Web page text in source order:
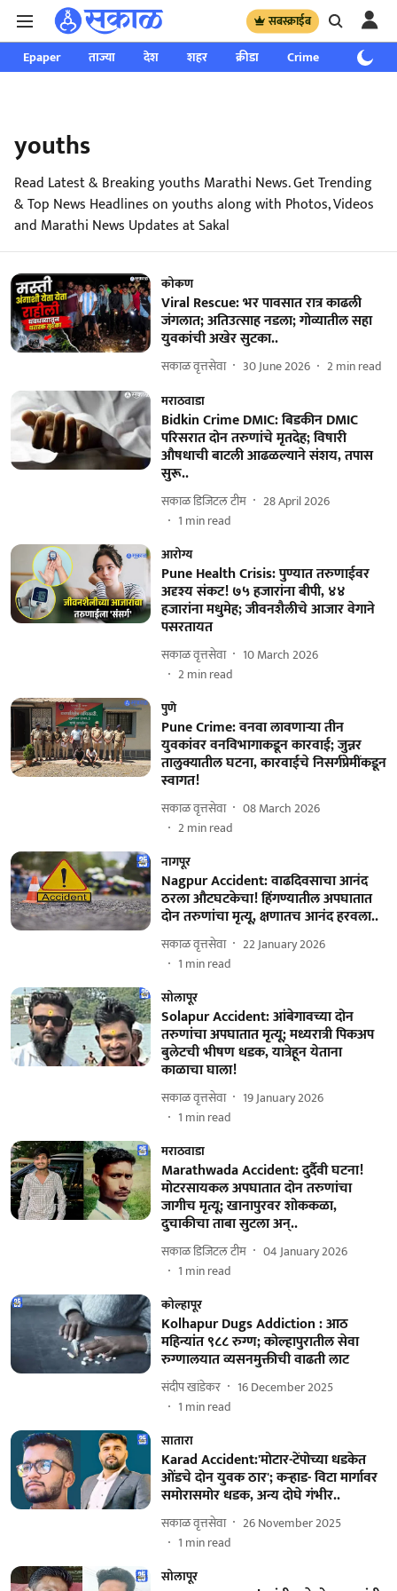
सबस्क्राईब
Epaper ताज्या देश शहर क्रीडा Crime साप्ताहिक
youths
Read Latest & Breaking youths Marathi News. Get Trending
& Top News Headlines on youths along with Photos, Videos
and Marathi News Updates at Sakal
कोकण
Viral Rescue: भर पावसात रात्र काढली
जंगलात; अतिउत्साह नडला; गोव्यातील सहा
युवकांची अखेर सुटका..
सकाळ वृत्तसेवा 30 June 2026 2min read
मराठवाडा
Bidkin Crime DMIC: बिडकीन DMIC
परिसरात दोन तरुणांचे मृतदेह; विषारी
औषधाची बाटली आढळल्याने संशय, तपास
सुरू..
सकाळ डिजिटल टीम
28 April 2026
1 min read
आरोग्य
Pune Health Crisis: पुण्यात तरुणाईवर
अदृश्य संकट! ७५ हजारांना बीपी, ४४
हजारांना मधुमेह; जीवनशैलीचे आजार वेगाने
पसरतायत
सकाळ वृत्तसेवा
10 March 2026
2min read
पुणे
Pune Crime: वनवा लावणाऱ्या तीन
युवकांवर वनविभागाकडून कारवाई; जुन्नर
तालुक्यातील घटना, कारवाईचे निसर्गप्रेमींकडून
स्वागत!
सकाळ वृत्तसेवा
08 March 2026
2min read
नागपूर
Nagpur Accident: वाढदिवसाचा आनंद
ठरला औटघटकेचा! हिंगण्यातील अपघातात
दोन तरुणांचा मृत्यू, क्षणातच आनंद हरवला..
सकाळ वृत्तसेवा
22 January 2026
1 min read
सोलापूर
Solapur Accident: आंबेगावच्या दोन
तरुणांचा अपघातात मृत्यू; मध्यरात्री पिकअप
बुलेटची भीषण धडक, यात्रेहून येताना
काळाचा घाला!
सकाळ वृत्तसेवा
19 January 2026
1 min read
मराठवाडा
Marathwada Accident: दुर्दैवी घटना!
मोटरसायकल अपघातात दोन तरुणांचा
जागीच मृत्यू; खानापुरवर शोककळा,
दुचाकीचा ताबा सुटला अन्..
सकाळ डिजिटल टीम
04 January 2026
1 min read
कोल्हापूर
Kolhapur Dugs Addiction : आठ
महिन्यांत ९८८ रुग्ण; कोल्हापुरातील सेवा
रुग्णालयात व्यसनमुक्तीची वाढती लाट
संदीप खांडेकर
16 December 2025
1 min read
सातारा
Karad Accident:'मोटार-टेंपोच्या धडकेत
ओंडचे दोन युवक ठार'; कऱ्हाड- विटा मार्गावर
समोरासमोर धडक, अन्य दोघे गंभीर..
सकाळ वृत्तसेवा
26 November 2025
1 min read
सोलापूर